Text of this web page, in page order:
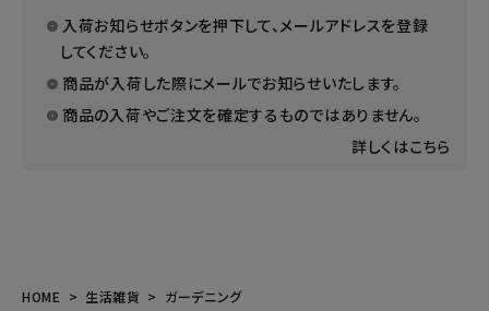
入荷お知らせボタンを押下して、メールアドレスを登録
してください。
商品が入荷した際にメールでお知らせいたします。
商品の入荷やご注文を確定するものではありません。
詳しくはこちら
HOME 生活雑貨
ガーデニング